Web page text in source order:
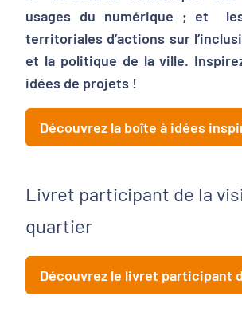
usages du numérique ; et
territoriales d’actions sur
et la politique de la ville.
idées de projets !
Découvrez la boîte à idées
Livret participant de la
quartier
Découvrez le livret participant